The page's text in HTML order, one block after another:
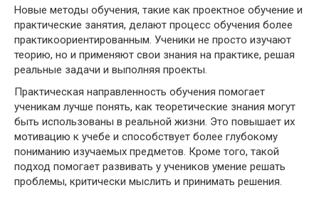
Новые методы обучения, такие как проектное обучение и
практические занятия, делают процесс обучения более
практикоориентированным. Ученики не просто изучают
теорию, но и применяют свои знания на практике, решая
реальные задачи и выполняя проекты.
Практическая направленность обучения помогает
ученикам лучше понять, как теоретические знания могут
быть использованы в реальной жизни. Это повышает их
мотивацию к учебе и способствует более глубокому
пониманию изучаемых предметов. Кроме того, такой
подход помогает развивать у учеников умение решать
проблемы, критически мыслить и принимать решения.